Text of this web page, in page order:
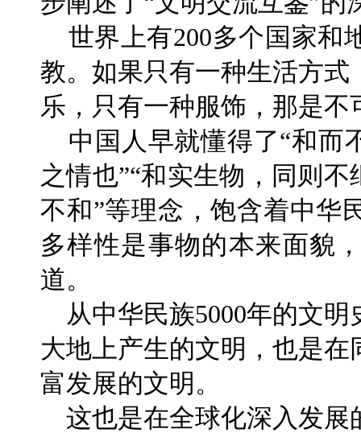
世界上有200多个国家和
教。如果只有一种生活方
乐，只有一种服饰，那是不
中国人早就懂得了“和而
之情也”“和实生物，同则
不和”等理念，饱含着中华
多样性是事物的本来面貌
道。
从中华民族5000年的文明
大地上产生的文明，也是
富发展的文明。
这也是在全球化深入发展